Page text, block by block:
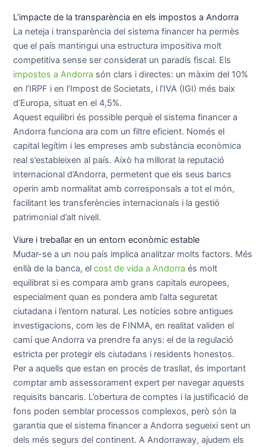
L’impacte de la transparència en els impostos a Andorra
La neteja i transparència del sistema financer ha permès
que el país mantingui una estructura impositiva molt
competitiva sense ser considerat un paradís fiscal. Els
impostos a Andorra són clars i directes: un màxim del 10%
en l’IRPF i en l’Impost de Societats, i l’IVA (IGI) més baix
d’Europa, situat en el 4,5%.
Aquest equilibri és possible perquè el sistema financer a
Andorra funciona ara com un filtre eficient. Només el
capital legítim i les empreses amb substància econòmica
real s’estableixen al país. Això ha millorat la reputació
internacional d’Andorra, permetent que els seus bancs
operin amb normalitat amb corresponsals a tot el món,
facilitant les transferències internacionals i la gestió
patrimonial d’alt nivell.
Viure i treballar en un entorn econòmic estable
Mudar-se a un nou país implica analitzar molts factors. Més
enllà de la banca, elcost de vida a Andorra és molt
equilibrat si es compara amb grans capitals europees,
especialment quan es pondera amb l’alta seguretat
ciutadana i l’entorn natural. Les notícies sobre antigues
investigacions, com les de FINMA, en realitat validen el
camí que Andorra va prendre fa anys: el de la regulació
estricta per protegir els ciutadans i residents honestos.
Per a aquells que estan en procés de trasllat, és important
comptar amb assessorament expert per navegar aquests
requisits bancaris. L’obertura de comptes i la justificació de
fons poden semblar processos complexos, però són la
garantia que el sistema financer a Andorra segueixi sent un
dels més segurs del continent. A Andorraway, ajudem els